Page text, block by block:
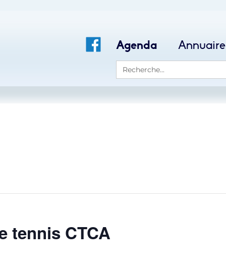
Agenda Annuaire
Search
for:
tennis CTCA